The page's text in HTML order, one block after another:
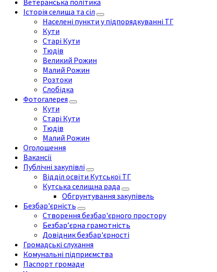
Ветеранська політика
Історія селища та сіл
Населені пункти у підпорядкуванні ТГ
Кути
Старі Кути
Тюдів
Великий Рожин
Малий Рожин
Розтоки
Слобідка
Фотогалерея
Кути
Старі Кути
Тюдів
Малий Рожин
Оголошення
Вакансії
Публічні закупівлі
Відділ освіти Кутської ТГ
Кутська селищна рада
Обгрунтування закупівель
Безбар'єрність
Створення безбар'єрного простору
Безбар’єрна грамотність
Довідник безбар'єрності
Громадські слухання
Комунальні підприємства
Паспорт громади